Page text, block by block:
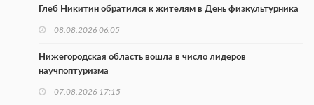
Глеб Никитин обратился к жителям в День физкультурника
08.08.2026 06:05
Нижегородская область вошла в число лидеров
научпоптуризма
07.08.2026 17:15